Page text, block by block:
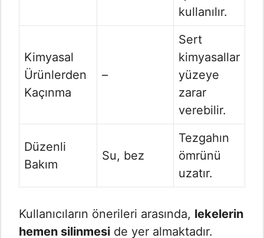
kullanılır.
Kimyasal
Ürünlerden
Kaçınma
–
Sert
kimyasallar
yüzeye
zarar
verebilir.
Düzenli
Bakım
Su, bez
Tezgahın
ömrünü
uzatır.
Kullanıcıların önerileri arasında, lekelerin
hemen silinmesi de yer almaktadır.